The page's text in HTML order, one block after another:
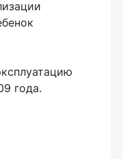
года.